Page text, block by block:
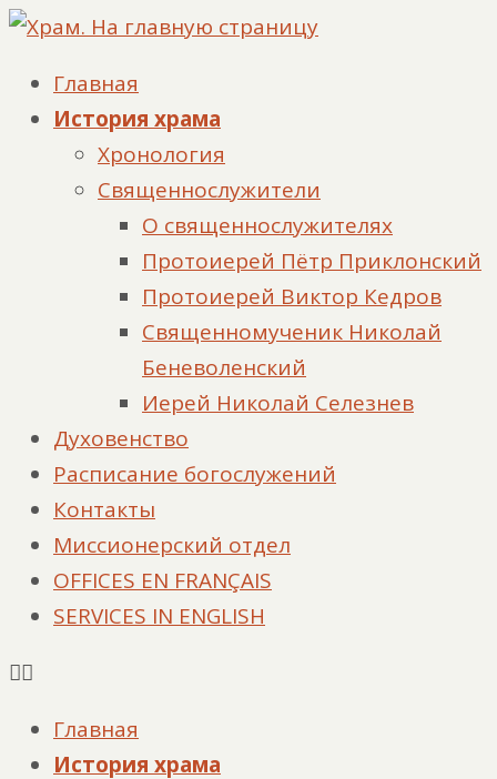
Главная
История храма
Хронология
Священнослужители
О священнослужителях
Протоиерей Пётр Приклонский
Протоиерей Виктор Кедров
Священномученик Николай
Беневоленский
Иерей Николай Селезнев
Духовенство
Расписание богослужений
Контакты
Миссионерский отдел
OFFICES EN FRANÇAIS
SERVICES IN ENGLISH
Главная
История храма